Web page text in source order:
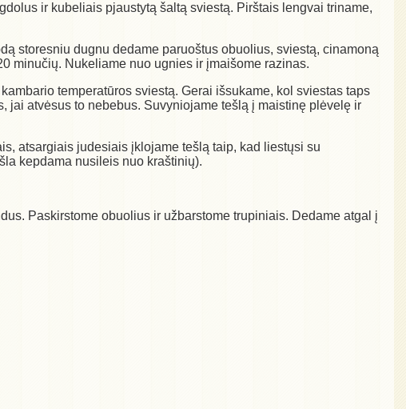
ir kubeliais pjaustytą šaltą sviestą. Pirštais lengvai triname,
storesniu dugnu dedame paruoštus obuolius, sviestą, cinamoną
minučių. Nukeliame nuo ugnies ir įmaišome razinas.
temperatūros sviestą. Gerai išsukame, kol sviestas taps
jai atvėsus to nebebus. Suvyniojame tešlą į maistinę plėvelę ir
atsargiais judesiais įklojame tešlą taip, kad liestųsi su
kepdama nusileis nuo kraštinių).
Paskirstome obuolius ir užbarstome trupiniais. Dedame atgal į